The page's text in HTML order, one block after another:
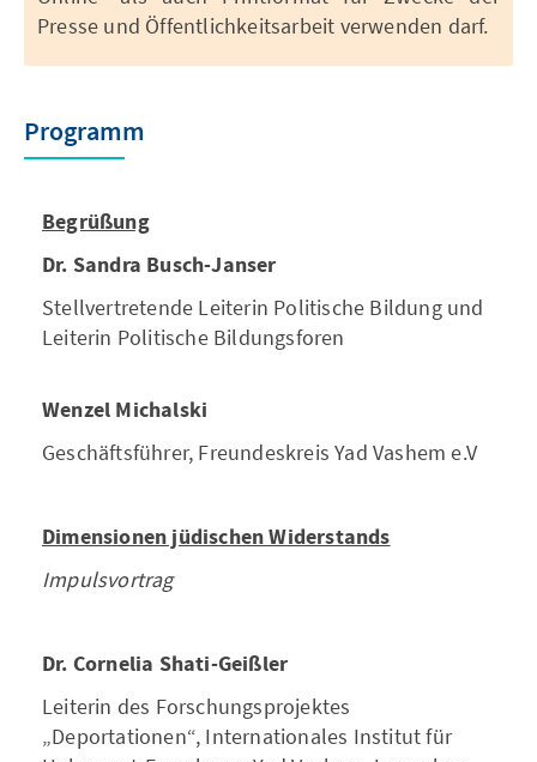
Presse und Öffentlichkeitsarbeit verwenden darf.
Programm
Begrüßung
Dr. Sandra Busch-Janser
Stellvertretende Leiterin Politische Bildung und
Leiterin Politische Bildungsforen
Wenzel Michalski
Geschäftsführer, Freundeskreis Yad Vashem e.V
Dimensionen jüdischen Widerstands
Impulsvortrag
Dr. Cornelia Shati-Geißler
Leiterin des Forschungsprojektes
„Deportationen“, Internationales Institut für